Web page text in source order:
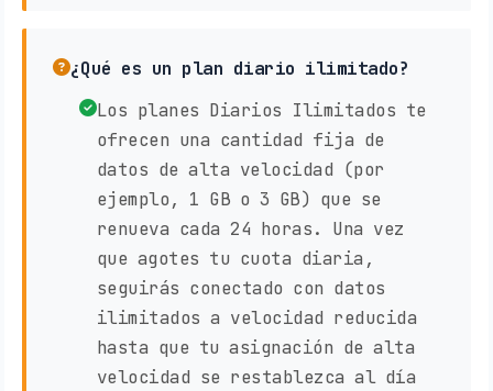
¿Qué es un plan diario ilimitado?
Los planes Diarios Ilimitados te
ofrecen una cantidad fija de
datos de alta velocidad (por
ejemplo, 1 GB o 3 GB) que se
renueva cada 24 horas. Una vez
que agotes tu cuota diaria,
seguirás conectado con datos
ilimitados a velocidad reducida
hasta que tu asignación de alta
velocidad se restablezca al día